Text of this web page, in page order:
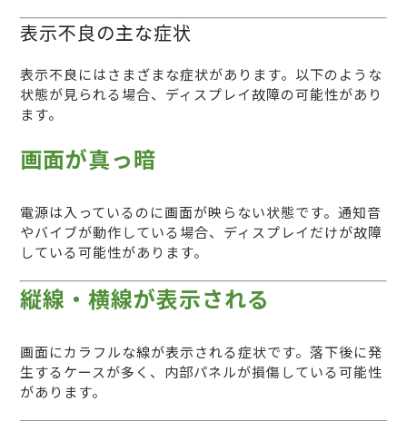
表示不良の主な症状
表示不良にはさまざまな症状があります。以下のような
状態が見られる場合、ディスプレイ故障の可能性があり
ます。
画面が真っ暗
電源は入っているのに画面が映らない状態です。通知音
やバイブが動作している場合、ディスプレイだけが故障
している可能性があります。
縦線・横線が表示される
画面にカラフルな線が表示される症状です。落下後に発
生するケースが多く、内部パネルが損傷している可能性
があります。